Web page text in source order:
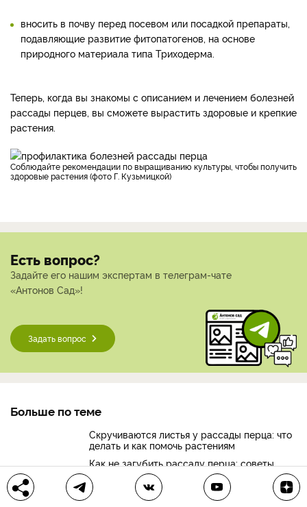
вносить в почву перед посевом или посадкой препараты,
подавляющие развитие фитопатогенов, на основе
природного материала типа Триходерма.
Теперь, когда вы знакомы с описанием и лечением болезней
рассады перцев, вы сможете вырастить здоровые и крепкие
растения.
Соблюдайте рекомендации по выращиванию культуры, чтобы получить
здоровые растения (фото Г. Кузьмицкой)
Есть вопрос?
Задайте его нашим экспертам в телеграм-чате
«Антонов Сад»!
Задать вопрос
Больше по теме
Скручиваются листья у рассады перца: что
делать и как помочь растениям
Как не загубить рассаду перца: советы
начинающим дачникам